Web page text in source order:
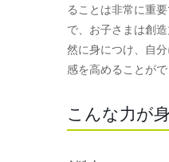
ることは非常に重
で、お子さまは創
然に身につけ、自
感を高めることがで
こんな力が